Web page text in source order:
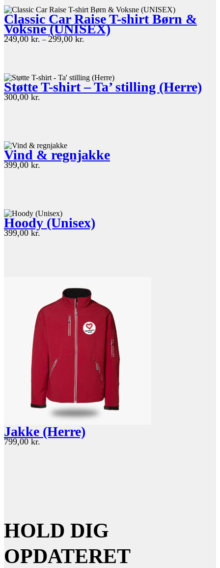
Classic Car Raise T-shirt Børn &
Voksne (UNISEX)
249,00 kr. – 299,00 kr.Prisinterval:
Støtte T-shirt – Ta’ stilling (Herre)
300,00 kr.
Vind & regnjakke
399,00 kr.
Hoody (Unisex)
399,00 kr.
Jakke (Herre)
799,00 kr.
HOLD DIG
OPDATERET